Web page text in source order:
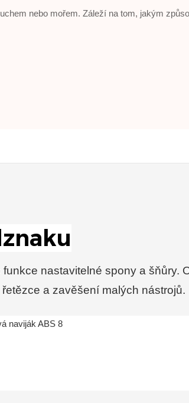
nebo mořem. Záleží na tom, jakým
nastavitelné spony a šňůry.
a zavěšení malých nástrojů.